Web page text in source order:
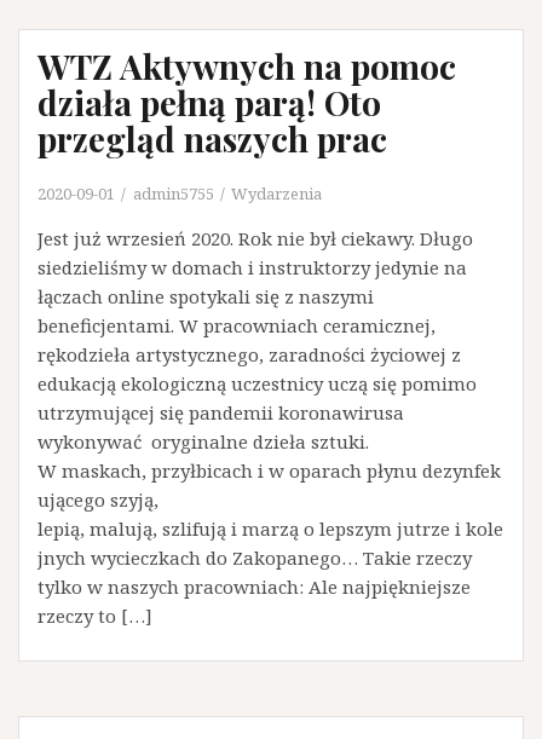
WTZ Aktywnych na pomoc
działa pełną parą! Oto
przegląd naszych prac
2020-09-01 admin5755 Wydarzenia
Jest już wrzesień 2020. Rok nie był ciekawy. Długo
siedzieliśmy w domach i instruktorzy jedynie na
łączach online spotykali się z naszymi
beneficjentami. W pracowniach ceramicznej,
rękodzieła artystycznego, zaradności życiowej z
edukacją ekologiczną uczestnicy uczą się pomimo
utrzymującej się pandemii koronawirusa
wykonywać oryginalne dzieła sztuki.
W maskach, przyłbicach i w oparach płynu dezynfek
ującego szyją,
lepią, malują, szlifują i marzą o lepszym jutrze i kole
jnych wycieczkach do Zakopanego… Takie rzeczy
tylko w naszych pracowniach: Ale najpiękniejsze
rzeczy to […]